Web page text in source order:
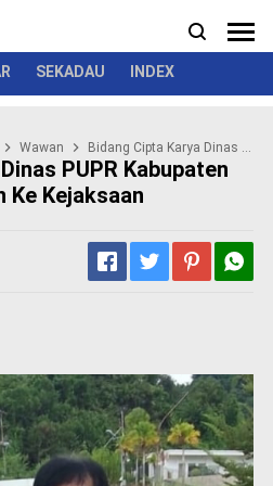
SEKADAU INDEX
Seremonial
Wawan Bidang Cipta Karya Dinas PUPR Kabupaten Sanggau Dilaporkan Ke Kejaksaan
PUPR Kabupaten
Ke Kejaksaan